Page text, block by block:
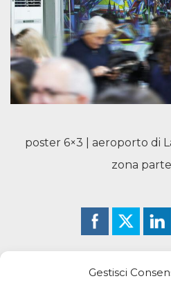
Gestisci
poster 6×3 | aeroporto di
zona
PUBBLIEMME